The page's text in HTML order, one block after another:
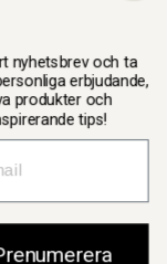
nyhetsbrev och ta
erbjudande,
produkter och
tips!